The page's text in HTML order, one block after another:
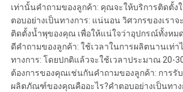
เท่านั้นคำถามของลูกค้า: คุณจะให้บริการติดตั้ง
ตอบอย่างเป็นทางการ: แน่นอน วิศวกรของเราจ
ติดตั้งน้ำพุของคุณ เพื่อให้แน่ใจว่าอุปกรณ์ทั้งหม
ดีคำถามของลูกค้า: ใช้เวลาในการผลิตนานเท่า
ทางการ: โดยปกติแล้วจะใช้เวลาประมาณ 20-
ต้องการของคุณเช่นกันคำถามของลูกค้า: การรั
ผลิตภัณฑ์ของคุณคืออะไร?คำตอบอย่างเป็นทาง